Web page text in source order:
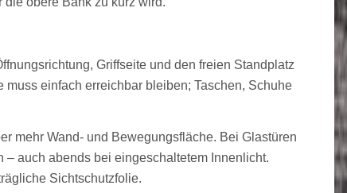
Griffseite und den freien Standplatz
einfach erreichbar bleiben; Taschen, Schuhe
mehr Wand- und Bewegungsfläche. Bei Glastüren
auch abends bei eingeschaltetem Innenlicht.
Sichtschutzfolie.